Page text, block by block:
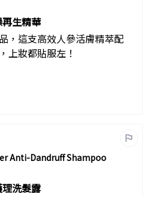
生精華
，這支高效人參活膚精萃配
上妝都貼服左！
Anti-Dandruff Shampoo
洗髮露